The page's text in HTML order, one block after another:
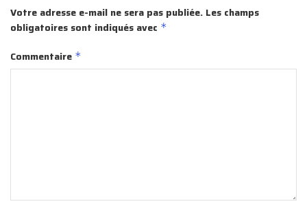
Votre adresse e-mail ne sera pas publiée. Les champs
obligatoires sont indiqués avec *
Commentaire *